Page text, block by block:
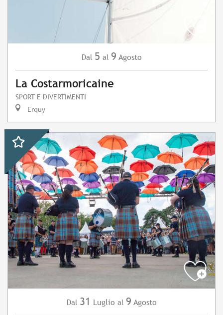
Dal 5 al 9 Agosto
La Costarmoricaine
SPORT E DIVERTIMENTI
Erquy
Dal 31 Luglio al 9 Agosto